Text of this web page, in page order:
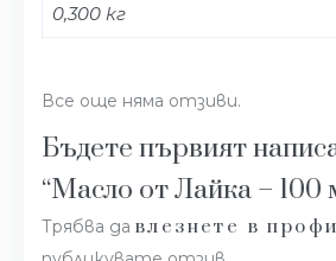
0,300 кг
Все още няма отзиви.
Бъдете първият
“Масло от Лайка – 100
Трябва да влезнете в